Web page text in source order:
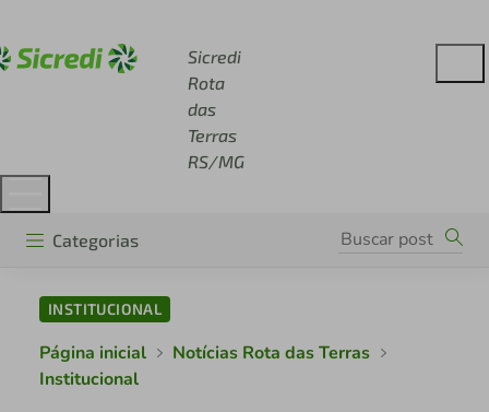
Sicredi
Rota
das
Terras
RS/MG
Categorias
INSTITUCIONAL
Página inicial
Notícias Rota das Terras
Institucional